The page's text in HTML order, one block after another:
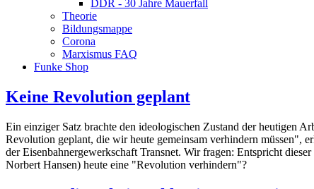
DDR - 30 Jahre Mauerfall
Theorie
Bildungsmappe
Corona
Marxismus FAQ
Funke Shop
Keine Revolution geplant
Ein einziger Satz brachte den ideologischen Zustand der heutigen
Revolution geplant, die wir heute gemeinsam verhindern müssen",
der Eisenbahnergewerkschaft Transnet. Wir fragen: Entspricht
Norbert Hansen) heute eine "Revolution verhindern"?